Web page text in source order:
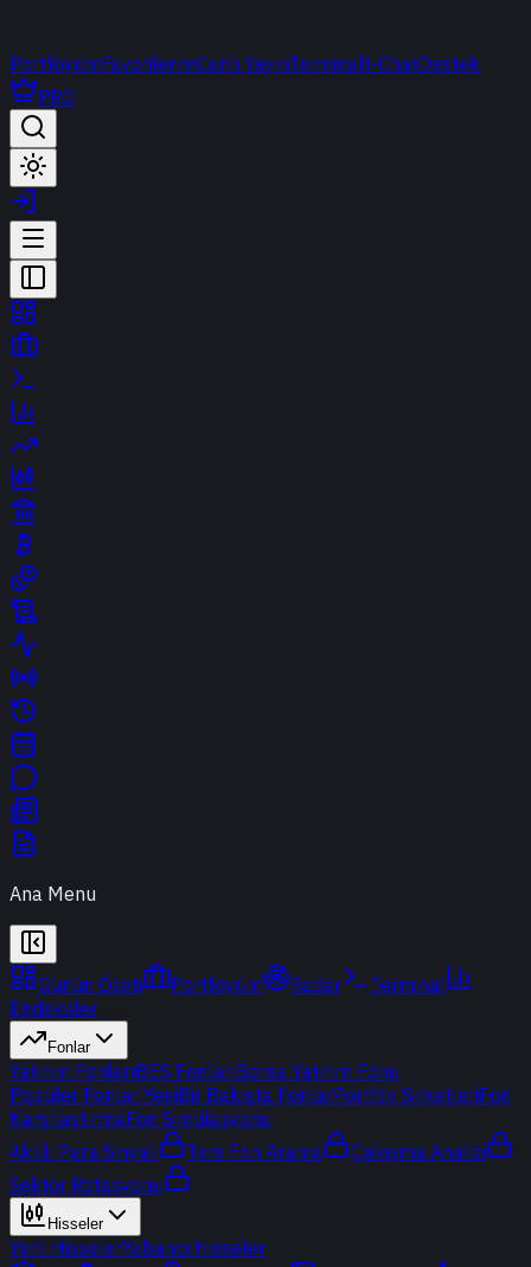
PortföyümFavorilerimCanlı YayınTerminalt-ChatDestek
PRO
Ana Menu
Günün Özeti Portföyüm Radar
Terminal
Endeksler
Fonlar
Yatırım FonlarıBES FonlarıBorsa Yatırım Fonu
Popüler Fonlar YeniBir Bakışta FonlarPortföy ŞirketleriFon
KarşılaştırmaFon Simülasyonu
Akıllı Para Sinyali
Ters Fon Arama
Çakışma Analizi
Sektör Rotasyonu
Hisseler
Yerli HisselerYabancı Hisseler